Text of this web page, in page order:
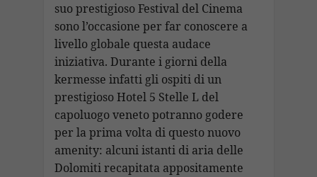
suo prestigioso Festival del Cinema
sono l’occasione per far conoscere a
livello globale questa audace
iniziativa. Durante i giorni della
kermesse infatti gli ospiti di un
prestigioso Hotel 5 Stelle L del
capoluogo veneto potranno godere
per la prima volta di questo nuovo
amenity: alcuni istanti di aria delle
Dolomiti recapitata appositamente